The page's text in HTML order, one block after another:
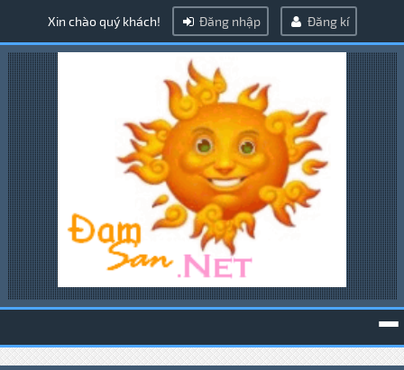
Xin chào quý khách! Đăng nhập Đăng kí